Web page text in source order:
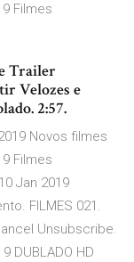
Filmes
Trailer
Velozes e
2:57.
Novos filmes
Filmes
Jan 2019
FILMES 021.
Unsubscribe.
DUBLADO HD